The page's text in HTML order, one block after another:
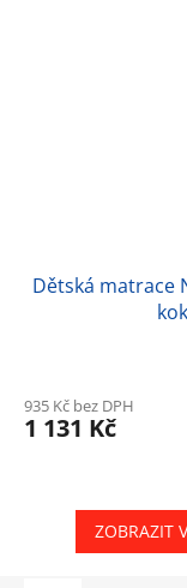
Dětská matrace
935 Kč bez DPH
1 131 Kč
ZOBRAZIT